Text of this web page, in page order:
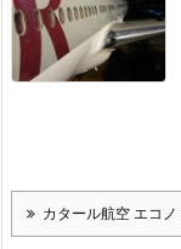
カタール航空 エコ